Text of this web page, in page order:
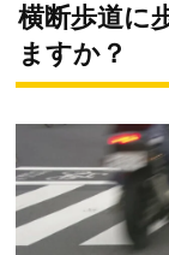
横断歩道に
ますか？